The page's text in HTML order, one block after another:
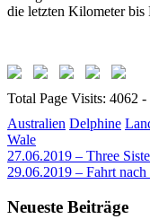
die letzten Kilometer bis
Total Page Visits: 4062
Australien Delphine
Wale
27.06.2019 – Three
29.06.2019 – Fahrt
Neueste Beiträge